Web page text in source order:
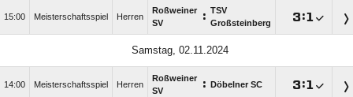
15:00 Meisterschaftsspiel Herren
Roßweiner
SV
: TSV
Großsteinberg
:
Samstag, 02.11.2024
14:00 Meisterschaftsspiel Herren
Roßweiner
SV
: Döbelner SC :